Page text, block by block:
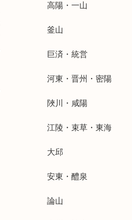
高陽・一山
釜山
巨済・統営
河東・晋州・密陽
陜川・咸陽
江陵・束草・東海
大邱
安東・醴泉
論山